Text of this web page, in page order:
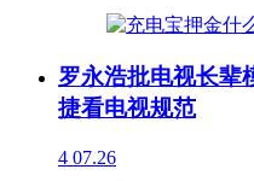
罗永浩批电视长辈
捷看电视规范
4 07.26